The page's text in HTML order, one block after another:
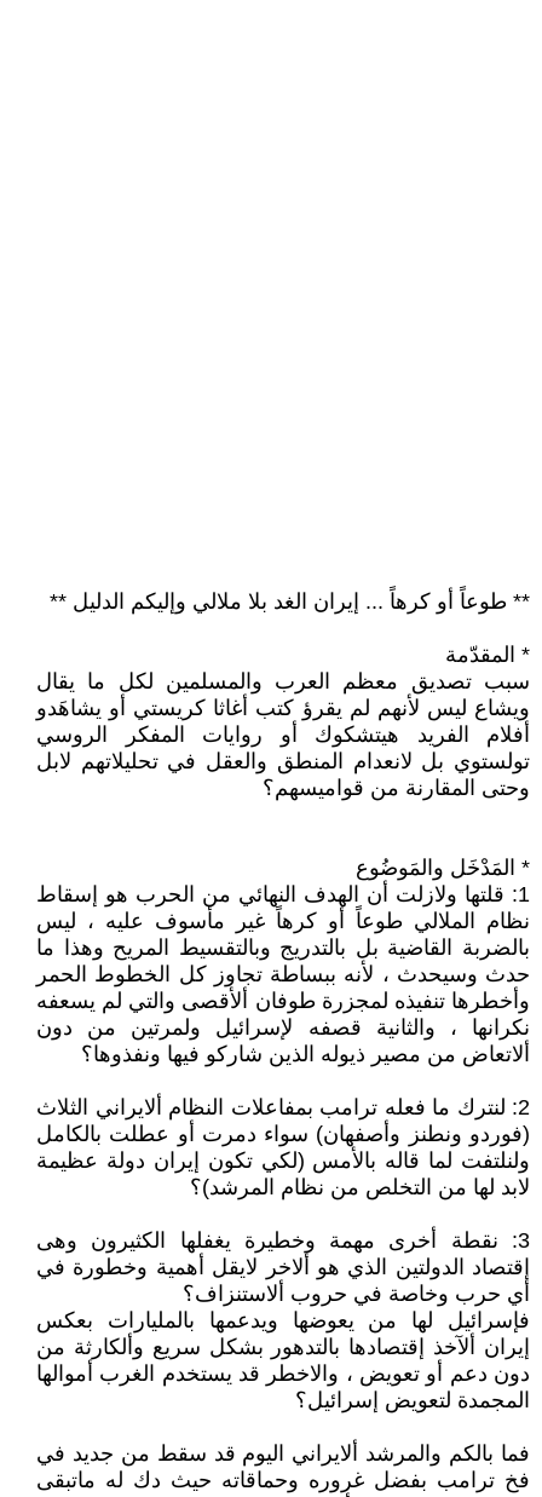
** طوعاً أو كرهاً ... إيران الغد بلا ملالي وإليكم الدليل **
* المقدّمة
سبب تصديق معظم العرب والمسلمين لكل ما يقال
ويشاع ليس لأنهم لم يقرؤ كتب أغاثا كريستي أو يشاهَدو
أفلام الفريد هيتشكوك أو روايات المفكر الروسي
تولستوي بل لانعدام المنطق والعقل في تحليلاتهم لابل
وحتى المقارنة من قواميسهم؟
* المَدْخَل والمَوضُوع
1: قلتها ولازلت أن الهدف النهائي من الحرب هو إسقاط
نظام الملالي طوعاً أو كرهاً غير مأسوف عليه ، ليس
بالضربة القاضية بل بالتدريج وبالتقسيط المريح وهذا ما
حدث وسيحدث ، لأنه ببساطة تجاوز كل الخطوط الحمر
وأخطرها تنفيذه لمجزرة طوفان ألأقصى والتي لم يسعفه
نكرانها ، والثانية قصفه لإسرائيل ولمرتين من دون
ألاتعاض من مصير ذيوله الذين شاركو فيها ونفذوها؟
2: لنترك ما فعله ترامب بمفاعلات النظام ألايراني الثلاث
(فوردو ونطنز وأصفهان) سواء دمرت أو عطلت بالكامل
ولنلتفت لما قاله بالأمس (لكي تكون إيران دولة عظيمة
لابد لها من التخلص من نظام المرشد)؟
3: نقطة أخرى مهمة وخطيرة يغفلها الكثيرون وهى
إقتصاد الدولتين الذي هو ألاخر لايقل أهمية وخطورة في
أي حرب وخاصة في حروب ألاستنزاف؟
فإسرائيل لها من يعوضها ويدعمها بالمليارات بعكس
إيران ألآخذ إقتصادها بالتدهور بشكل سريع وألكارثة من
دون دعم أو تعويض ، والاخطر قد يستخدم الغرب أموالها
المجمدة لتعويض إسرائيل؟
فما بالكم والمرشد ألايراني اليوم قد سقط من جديد في
فخ ترامب بفضل غروره وحماقاته حيث دك له ماتبقى